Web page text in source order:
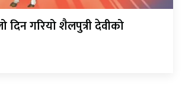
दिन गरियो शैलपुत्री देवीको